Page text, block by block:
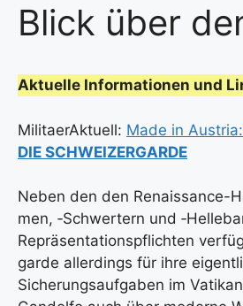
Blick über
Aktu­el­le Infor­ma­tio­nen und
Mili­taer­Ak­tu­ell: Made in Aus­tria:
DIE SCHWEIZERGARDE
Neben den den Renais­sance-
men, ‑Schwer­tern und
Reprä­sen­ta­ti­ons­pflich­ten
gar­de aller­dings für ihre
Siche­rungs­auf­ga­ben im